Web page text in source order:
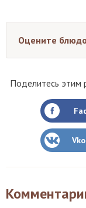
Оцените
Поделитесь этим